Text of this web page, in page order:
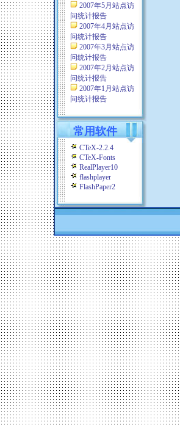
2007年5月站点访
问统计报告
2007年4月站点访
问统计报告
2007年3月站点访
问统计报告
2007年2月站点访
问统计报告
2007年1月站点访
问统计报告
常用软件
CTeX-2.2.4
CTeX-Fonts
RealPlayer10
flashplayer
FlashPaper2